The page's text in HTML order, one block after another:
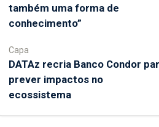
também uma forma de
conhecimento”
Capa
DATAz recria Banco Condor
prever impactos no
ecossistema